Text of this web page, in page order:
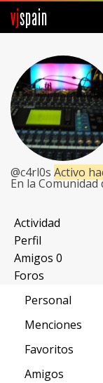
vjspain
Foros
Noticias
Vjspain
Ayuda
Contacto
Entrar
@c4rl0s Activo
En la Comunidad
Actividad
Perfil
Amigos 0
Foros
Personal
Menciones
Favoritos
Amigos